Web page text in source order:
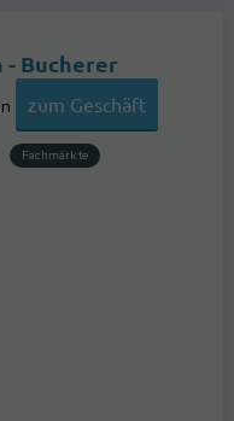
- Bucherer
zum Geschäft
Fachmärkte